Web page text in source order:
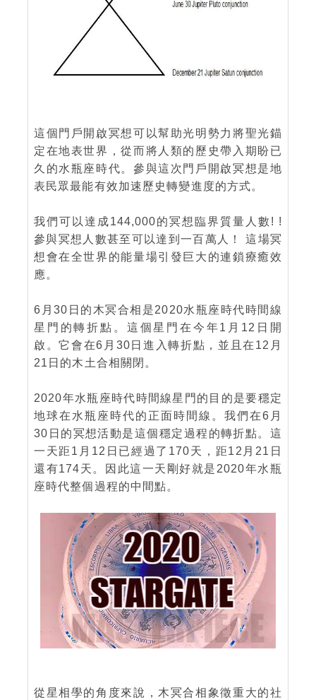
這個門戶開啟冥想可以幫助光明勢力將聖光錨
定在地表世界，從而將人類的歷史帶入期盼已
久的水瓶座時代。參與這次門戶開啟冥想是地
表民眾最能有效加速歷史轉變進度的方式。
我們可以達成144,000的冥想臨界質量人數! !
參與冥想人數甚至可以達到一百萬人！ 這場冥
想會在全世界的能量場引發巨大的連鎖療癒效
應。
6月30日的木冥合相是2020水瓶座時代時間線
星門的轉折點。這個星門在今年1月12日開
啟。它會在6月30日進入轉折點，並且在12月
21日的木土合相關閉。
2020年水瓶座時代時間線星門的目的是要穩定
地球在水瓶座時代的正面時間線。我們在6月
30日的冥想活動是這個穩定過程的轉折點。這
一天距1月12日已經過了170天，距12月21日
還有174天。因此這一天剛好就是2020年水瓶
座時代整個過程的中間點。
從星相學的角度來說，木冥合相象徵重大的社